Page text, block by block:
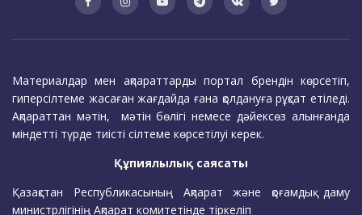
Материалдар мен ақпараттарды портал брендін көрсетіп,
гиперсілтеме жасаған жағдайда ғана қолдануға рұқсат етіледі.
Ақпараттан мәтін, мәтін бөлігі немесе дәйексөз алынғанда
міндетті түрде тиісті сілтеме көрсетілуі керек.
Құпиялылық саясаты
Қазақстан Республикасының Ақпарат және қоғамдық даму
министрлігінің Ақпарат комитетінде тіркеліп